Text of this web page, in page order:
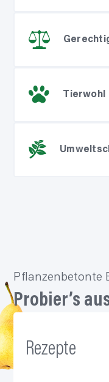
Tierwohl
Pflanzenbetonte
Probier’s
Rezepte